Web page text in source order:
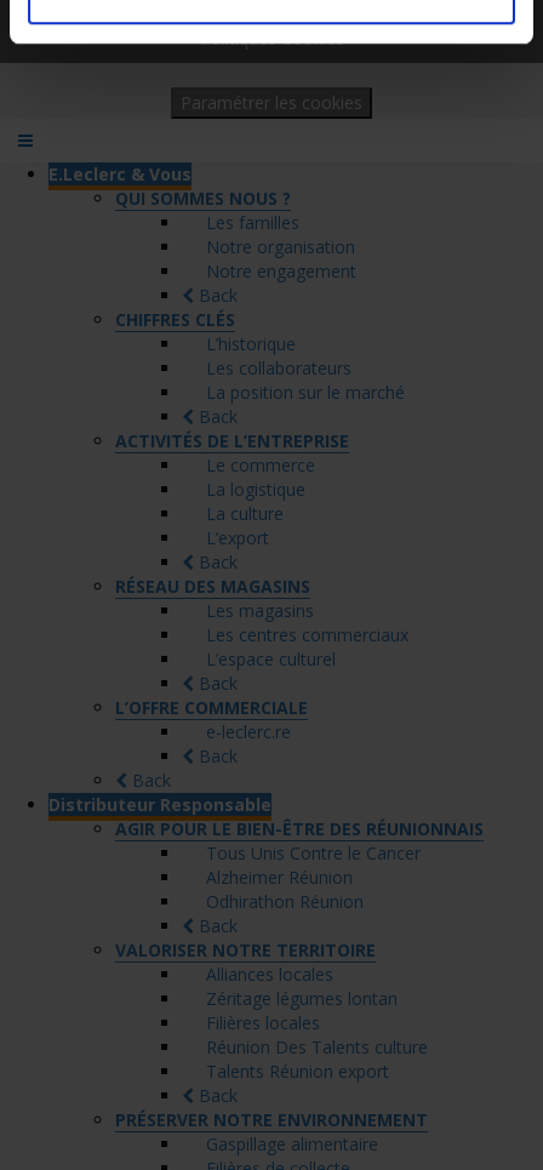
Politiques Cookies
Paramétrer les cookies
E.Leclerc & Vous
QUI SOMMES NOUS ?
Les familles
Notre organisation
Notre engagement
Back
CHIFFRES CLÉS
L’historique
Les collaborateurs
La position sur le marché
Back
ACTIVITÉS DE L’ENTREPRISE
Le commerce
La logistique
La culture
L’export
Back
RÉSEAU DES MAGASINS
Les magasins
Les centres commerciaux
L’espace culturel
Back
L’OFFRE COMMERCIALE
e-leclerc.re
Back
Back
Distributeur Responsable
AGIR POUR LE BIEN-ÊTRE DES RÉUNIONNAIS
Tous Unis Contre le Cancer
Alzheimer Réunion
Odhirathon Réunion
Back
VALORISER NOTRE TERRITOIRE
Alliances locales
Zéritage légumes lontan
Filières locales
Réunion Des Talents culture
Talents Réunion export
Back
PRÉSERVER NOTRE ENVIRONNEMENT
Gaspillage alimentaire